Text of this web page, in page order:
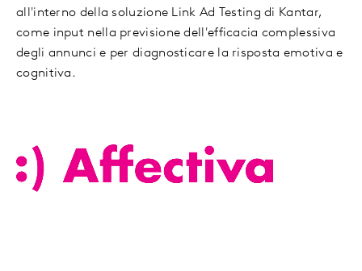
all'interno della soluzione Link Ad Testing di Kantar,
come input nella previsione dell'efficacia complessiva
degli annunci e per diagnosticare la risposta emotiva e
cognitiva.